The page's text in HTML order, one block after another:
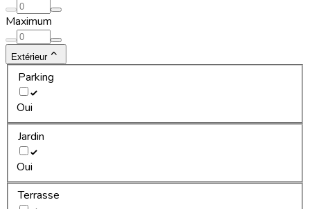
Maximum
Extérieur
Parking
Oui
Jardin
Oui
Terrasse